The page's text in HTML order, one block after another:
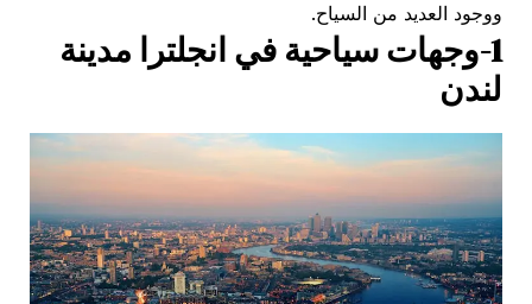
ووجود العديد من السياح.
1-وجهات سياحية في انجلترا مدينة
لندن